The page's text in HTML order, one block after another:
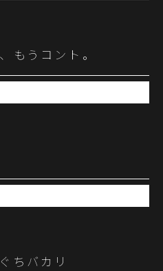
うコント。
ちバカリ